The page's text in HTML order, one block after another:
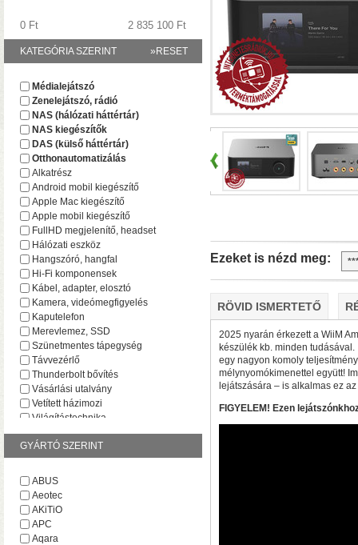
A TerraMaster-nél
F2-425 és F4-425
(16 GB-ig bővíthető!)
Plusz teljesítmény
F2-425 Plus és F4-
(32 GB-ig bővíthető!)
•
(tárhely és/vagy cache)
Ezeket is nézd meg:
RÖVID ISMERTETŐ
2025 nyarán érkezett a WiiM
készülék kb. minden
egy nagyon komoly
mélynyomókimenettel együtt!
lejátszására – is alkalmas ez
FIGYELEM! Ezen
0 Ft 2 835 100 Ft
»RESET
KATEGÓRIA SZERINT
Médialejátszó
Zenelejátszó, rádió
NAS (hálózati háttértár)
NAS kiegészítők
DAS (külső háttértár)
Otthonautomatizálás
Alkatrész
Android mobil kiegészítő
Apple Mac kiegészítő
Apple mobil kiegészítő
FullHD megjelenítő, headset
Hálózati eszköz
Hangszóró, hangfal
Hi-Fi komponensek
Kábel, adapter, elosztó
Kamera, videómegfigyelés
Kaputelefon
Merevlemez, SSD
Szünetmentes tápegység
Távvezérlő
Thunderbolt bővítés
Vásárlási utalvány
Vetített házimozi
Világítástechnika
GYÁRTÓ SZERINT
ABUS
Aeotec
AKiTiO
APC
Aqara